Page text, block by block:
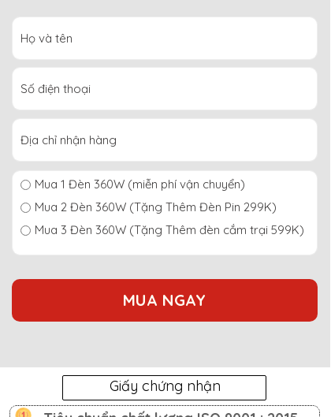
MUA NGAY
Mua 1 Đèn 360W (miễn phí vận chuyển)
Mua 2 Đèn 360W (Tặng Thêm Đèn Pin 299K)
Mua 3 Đèn 360W (Tặng Thêm đèn cắm trại 599K)
Giấy chứng nhận